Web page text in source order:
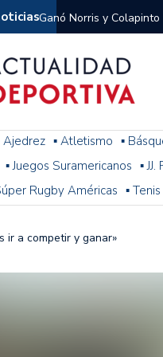
Ganó Norris y
1
El penal de Barracas
Monumental
Se jugó una nueva
Arrancó el Torneo
Franco Colapinto giró
Ajedrez ▪ Atletismo ▪
▪ Juegos Suramericanos ▪
Rugby Américas ▪ Tenis
ir a competir y ganar»